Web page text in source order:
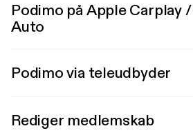
Podimo på Apple Carplay
Auto
Podimo via teleudbyder
Rediger medlemskab